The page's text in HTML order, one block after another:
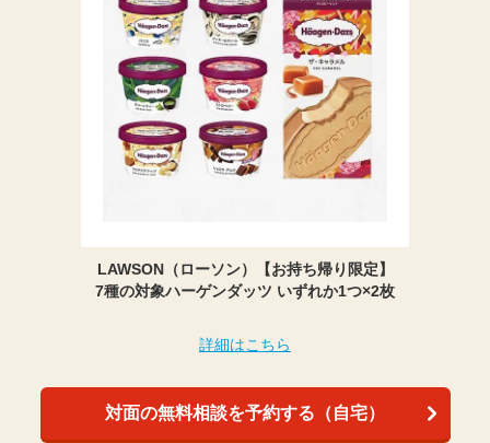
LAWSON（ローソン）【お持ち帰り限定】
7種の対象ハーゲンダッツ いずれか1つ×2枚
詳細はこちら
対面の無料相談を予約する（自宅）